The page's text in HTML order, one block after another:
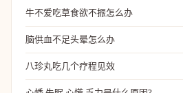
牛不爱吃草食欲不振怎么办
脑供血不足头晕怎么办
八珍丸吃几个疗程见效